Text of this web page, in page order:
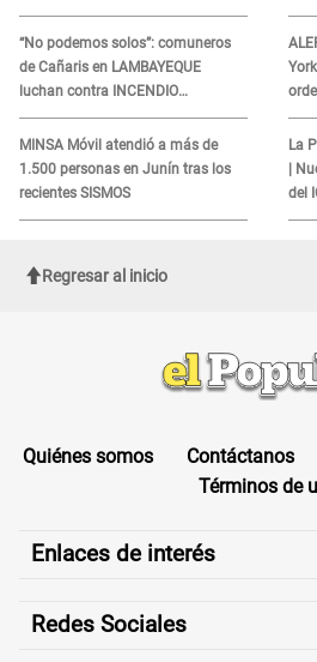
“No podemos solos”: comuneros
de Cañaris en LAMBAYEQUE
luchan contra INCENDIO
FORESTAL que sigue avanzando
MINSA Móvil atendió a más de
1.500 personas en Junín tras los
recientes SISMOS
La
|
del
Regresar al inicio
Quiénes somos Contáctanos
Términos de
Enlaces de interés
Redes Sociales